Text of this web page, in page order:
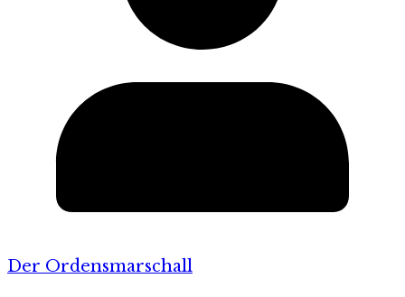
Der Ordensmarschall